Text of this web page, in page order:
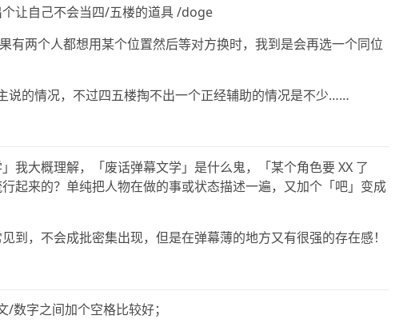
让自己不会当四/五楼的道具 /doge
有两个人都想用某个位置然后等对方换时，我到是会再选一个同位
说的情况，不过四五楼掏不出一个正经辅助的情况是不少……
我大概理解，「废话弹幕文学」是什么鬼，「某个角色要 XX 了
起来的？单纯把人物在做的事或状态描述一遍，又加个「吧」变成
到，不会成批密集出现，但是在弹幕薄的地方又有很强的存在感！
/数字之间加个空格比较好；